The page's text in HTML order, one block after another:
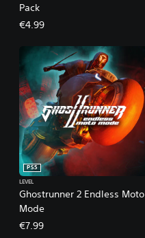
Pack
€4.99
Ghostrunner 2 Endless Moto
Mode
PS5
LEVEL
€7.99